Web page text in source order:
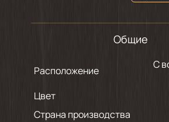
Общие
Расположение
С возможностью
Цвет
Страна производства